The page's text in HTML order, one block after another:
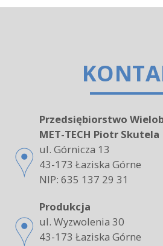
Przedsiębiorstwo
MET-TECH Piotr Skutela
ul. Górnicza 13
43-173 Łaziska Górne
NIP: 635 137 29 31
Produkcja
ul. Wyzwolenia 30
43-173 Łaziska Górne